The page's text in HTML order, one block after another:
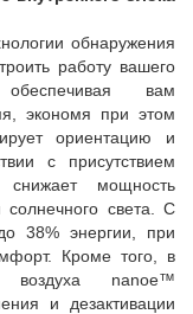
обнаружения
работу вашего
вам
экономя при этом
ориентацию и
с присутствием
снижает мощность
солнечного света. С
38% энергии, при
Кроме того, в
воздуха nanoe™
и дезактивации